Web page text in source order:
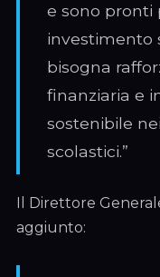
e sono pronti
investimento
bisogna
finanziaria e
sostenibile
scolastici.”
Il Direttore
aggiunto: